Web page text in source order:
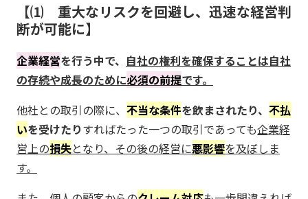
⑴ 重大なリスクを回避し、迅速な経営判
断が可能に
企業経営を行う中で、 自社の権利を確保することは自社
の存続や成長のために必須の前提です。
他社との取引の際に、 不当な条件を飲まされたり、 不払
いを受けたりすればたった一つの取引であっても企業経
営上の損失となり、その後の経営に悪影響を及ぼしま
す。